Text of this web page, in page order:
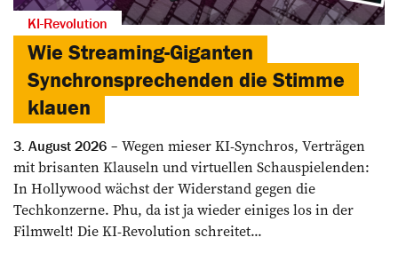
KI-Revolution
Wie Streaming-Giganten
Synchronsprechenden die Stimme
klauen
3. August 2026
Wegen mieser KI-Synchros, Verträgen
mit brisanten Klauseln und virtuellen Schauspielenden:
In Hollywood wächst der Widerstand gegen die
Techkonzerne. Phu, da ist ja wieder einiges los in der
Filmwelt! Die KI-Revolution schreitet...